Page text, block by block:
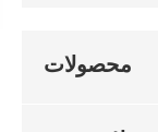
محصولات